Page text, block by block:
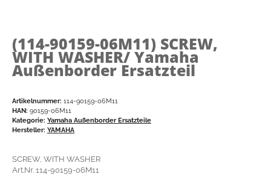
(114-90159-06M11) SCREW,
WITH WASHER/ Yamaha
Außenborder Ersatzteil
Artikelnummer: 114-90159-06M11
HAN: 90159-06M11
Kategorie: Yamaha Außenborder Ersatzteile
Hersteller: YAMAHA
SCREW, WITH WASHER
Art.Nr. 114-90159-06M11